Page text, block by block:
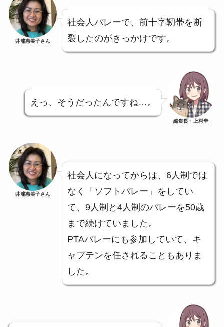
井浦惠美子さん
社会人バレーで、前十字靭帯を断
裂したのがきっかけです。
えっ、そうだったんですね…。
編集長・上村圭
井浦惠美子さん
社会人になってからは、6人制では
なく「ソフトバレー」をしてい
て、9人制と4人制のバレーを50歳
まで続けていました。
PTAバレーにも参加していて、キ
ャプテンを任されることもありま
した。